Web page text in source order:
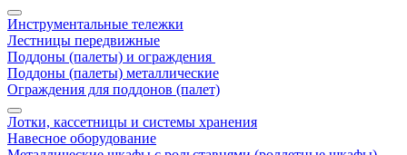
Инструментальные тележки
Лестницы передвижные
Поддоны (палеты) и ограждения
Поддоны (палеты) металлические
Ограждения для поддонов (палет)
Лотки, кассетницы и системы хранения
Навесное оборудование